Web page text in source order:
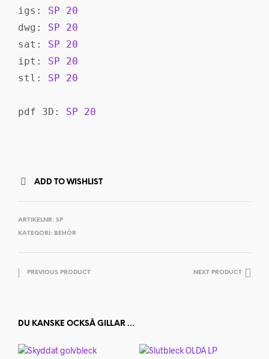
igs: SP 20
dwg: SP 20
sat: SP 20
ipt: SP 20
stl: SP 20
pdf 3D: SP 20
ADD TO WISHLIST
ARTIKELNR: SP
KATEGORI: BEHÖR
PREVIOUS PRODUCT NEXT PRODUCT
DU KANSKE OCKSÅ GILLAR …